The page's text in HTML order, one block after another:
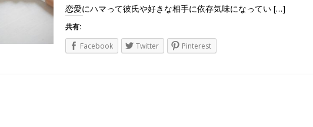
恋愛にハマって彼氏や好きな相手に依存気味になってい […]
共有:
Facebook
Twitter Pinterest